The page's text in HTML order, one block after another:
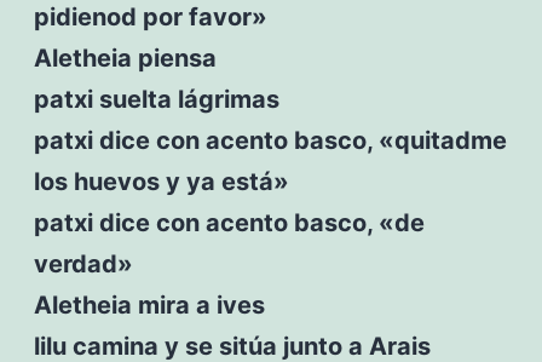
pidienod por favor»
Aletheia piensa
patxi suelta lágrimas
patxi dice con acento basco, «quitadme
los huevos y ya está»
patxi dice con acento basco, «de
verdad»
Aletheia mira a ives
lilu camina y se sitúa junto a Arais